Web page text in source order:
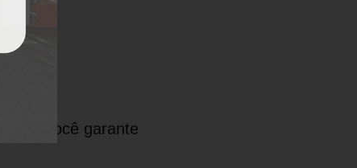
você garante